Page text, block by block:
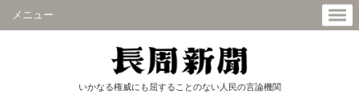
メニュー
いかなる権威にも屈することのない人民の言論機関